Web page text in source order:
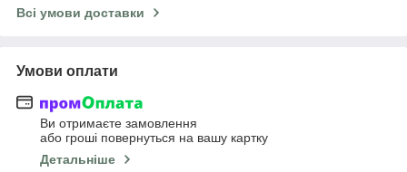
Всі умови доставки
Умови оплати
Ви отримаєте замовлення
або гроші повернуться на вашу картку
Детальніше